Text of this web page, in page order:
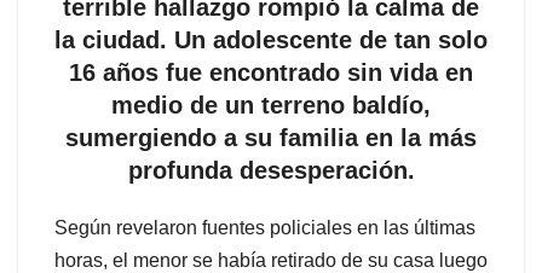
terrible hallazgo rompió la calma de
la ciudad. Un adolescente de tan solo
16 años fue encontrado sin vida en
medio de un terreno baldío,
sumergiendo a su familia en la más
profunda desesperación.
Según revelaron fuentes policiales en las últimas
horas, el menor se había retirado de su casa luego